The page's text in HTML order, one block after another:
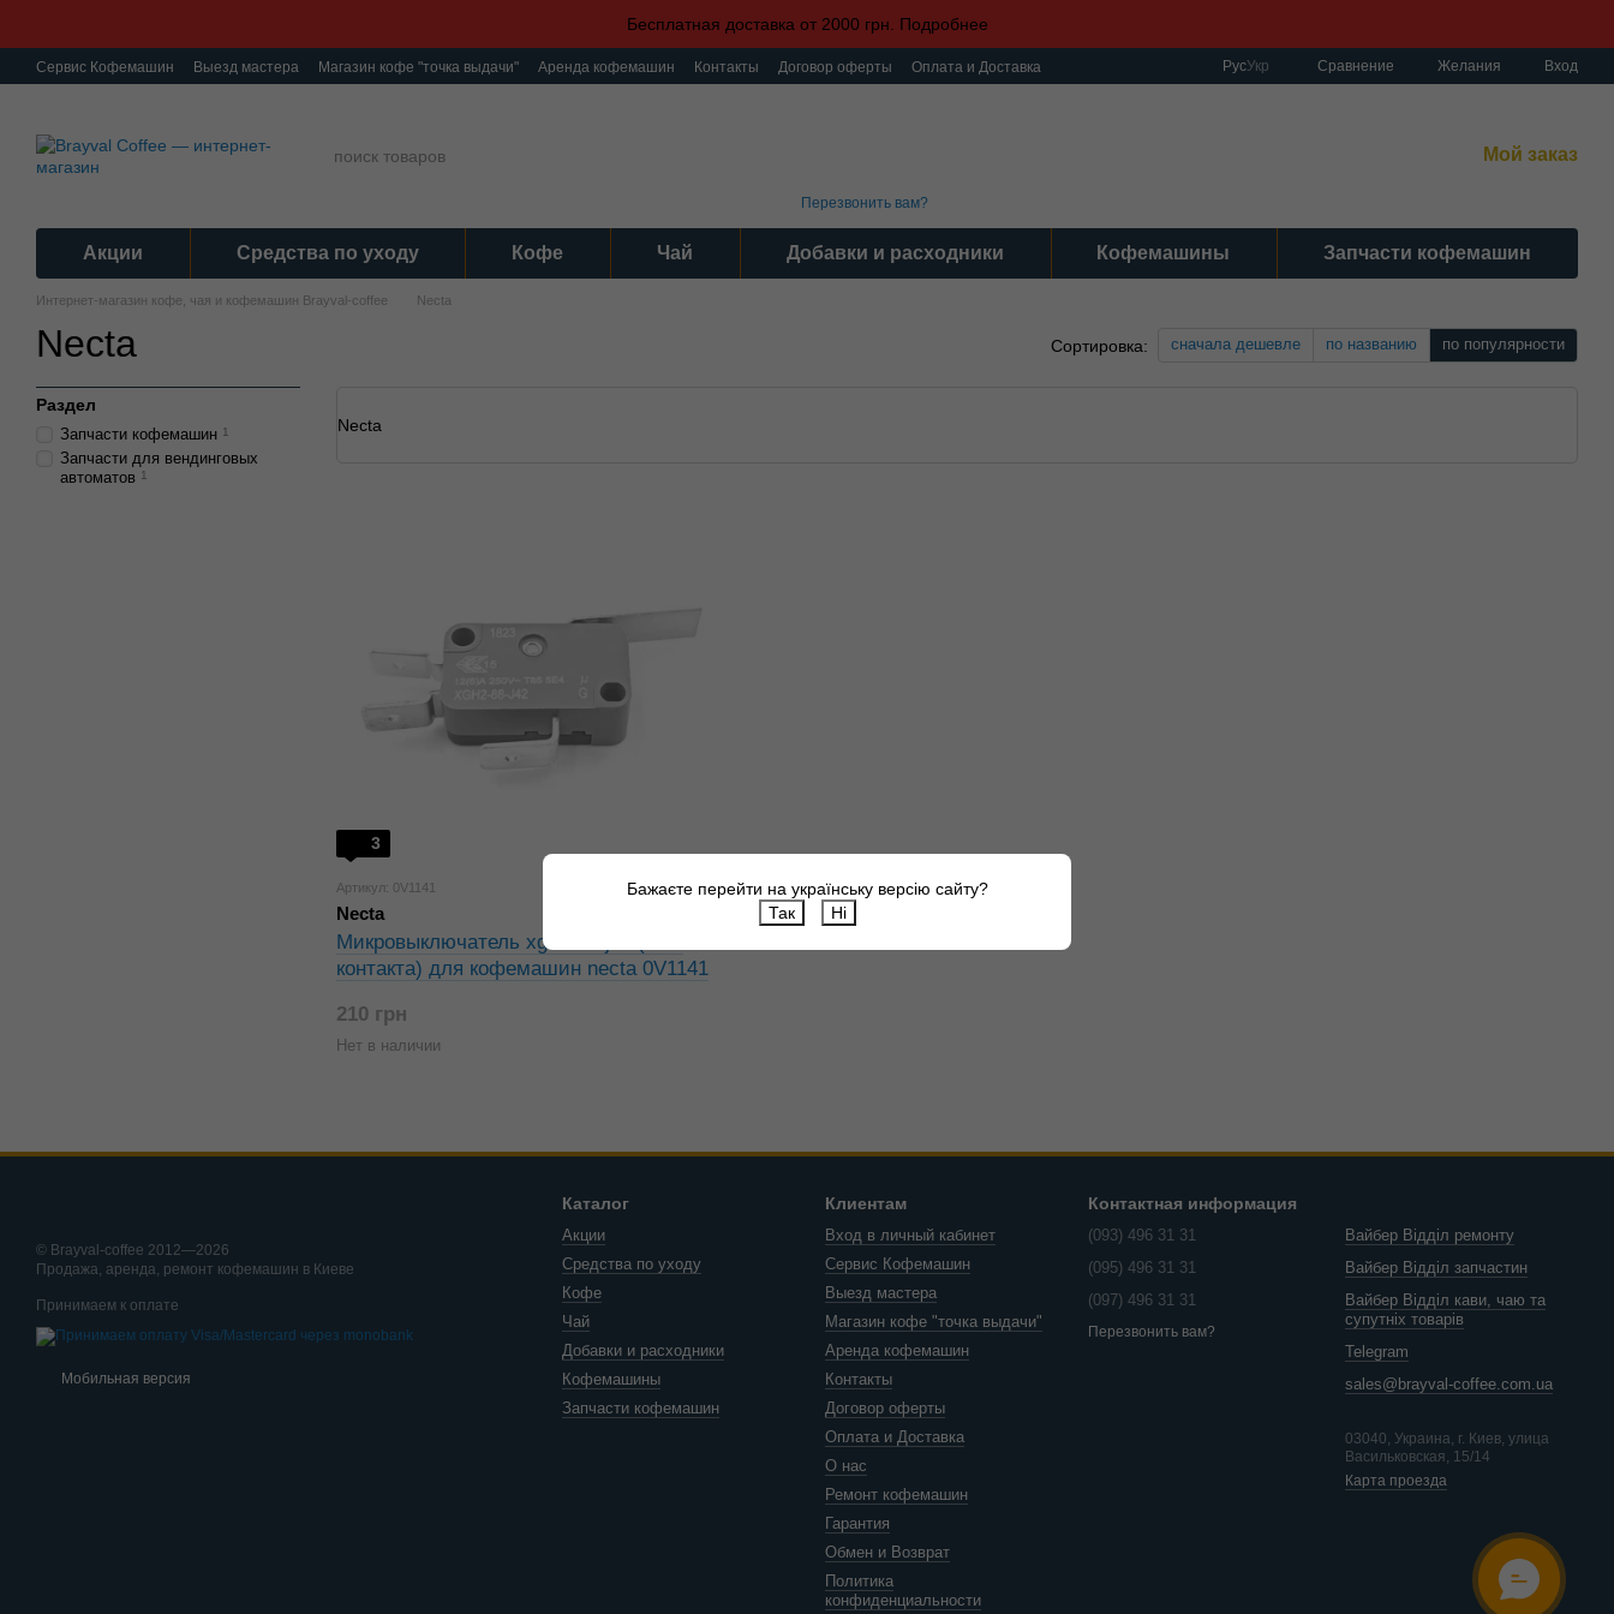
Бесплатная доставка от 2000 грн. Подробнее
Сервис Кофемашин Выезд мастера Магазин кофе "точка выдачи" Аренда кофемашин Контакты Договор оферты
Оплата и Доставка
РусУкр Сравнение Желания Вход
Перезвонить вам?
Мой заказ
Акции Средства по уходу Кофе Чай Добавки и расходники Кофемашины Запчасти кофемашин
Интернет-магазин кофе, чая и кофемашин Brayval-coffee Necta
Necta Сортировка: сначала дешевле по названию по популярности
Necta
3
Артикул: 0V1141
Necta
Микровыключатель xgh2-88-j42 (на 3
контакта) для кофемашин necta 0V1141
210 грн
Нет в наличии
Раздел
Запчасти кофемашин 1
Запчасти для вендинговых
автоматов 1
© Brayval-coffee 2012—2026
Продажа, аренда, ремонт кофемашин в Киеве
Принимаем к оплате
Мобильная версия
Каталог
Акции
Средства по уходу
Кофе
Чай
Добавки и расходники
Кофемашины
Запчасти кофемашин
Клиентам
Вход в личный кабинет
Сервис Кофемашин
Выезд мастера
Магазин кофе "точка выдачи"
Аренда кофемашин
Контакты
Договор оферты
Оплата и Доставка
О нас
Ремонт кофемашин
Гарантия
Обмен и Возврат
Политика
конфиденциальности
Контактная информация
(093) 496 31 31
(095) 496 31 31
(097) 496 31 31
Перезвонить вам?
Вайбер Відділ ремонту
Вайбер Відділ запчастин
Вайбер Відділ кави, чаю та
супутніх товарів
Telegram
sales@brayval-coffee.com.ua
03040, Украина, г. Киев, улица
Васильковская, 15/14
Карта проезда
Бажаєте перейти на українську версію сайту?
Так
Ні